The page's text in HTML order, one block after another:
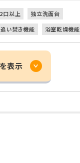
口以上
独立洗面台
追い焚き機能 浴室乾燥機能
表示